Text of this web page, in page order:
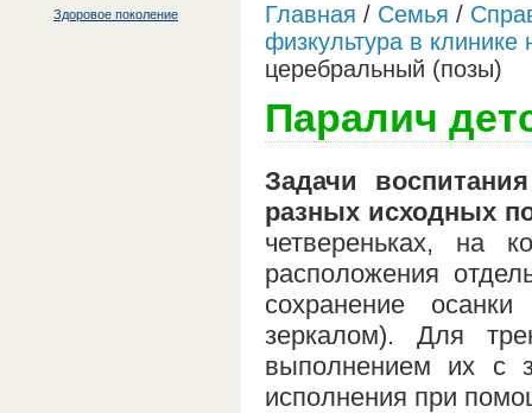
Здоровое поколение Главная / Семья /
физкультура в
церебральный (позы)
Паралич
Задачи
разных исходных
четвереньках, на
расположения
сохранение
зеркалом). Для
выполнением их с
исполнения при